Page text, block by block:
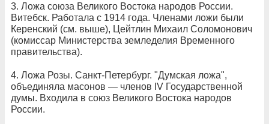
3. Ложа союза Великого Востока народов России.
Витебск. Работала с 1914 года. Членами ложи были
Керенский (см. выше), Цейтлин Михаил Соломонович
(комиссар Министерства земледелия Временного
правительства).
4. Ложа Розы. Санкт-Петербург. "Думская ложа",
объединяла масонов — членов IV Государственной
думы. Входила в союз Великого Востока народов
России.